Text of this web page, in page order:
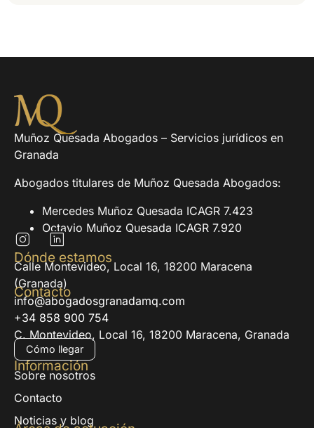
Muñoz Quesada Abogados – Servicios jurídicos en
Granada
Abogados titulares de Muñoz Quesada Abogados:
Mercedes Muñoz Quesada ICAGR 7.423
Octavio Muñoz Quesada ICAGR 7.920
Dónde estamos
Calle Montevideo, Local 16, 18200 Maracena
(Granada)
Contacto
info@abogadosgranadamq.com
+34 858 900 754
C. Montevideo, Local 16, 18200 Maracena, Granada
Cómo llegar
Información
Sobre nosotros
Contacto
Noticias y blog